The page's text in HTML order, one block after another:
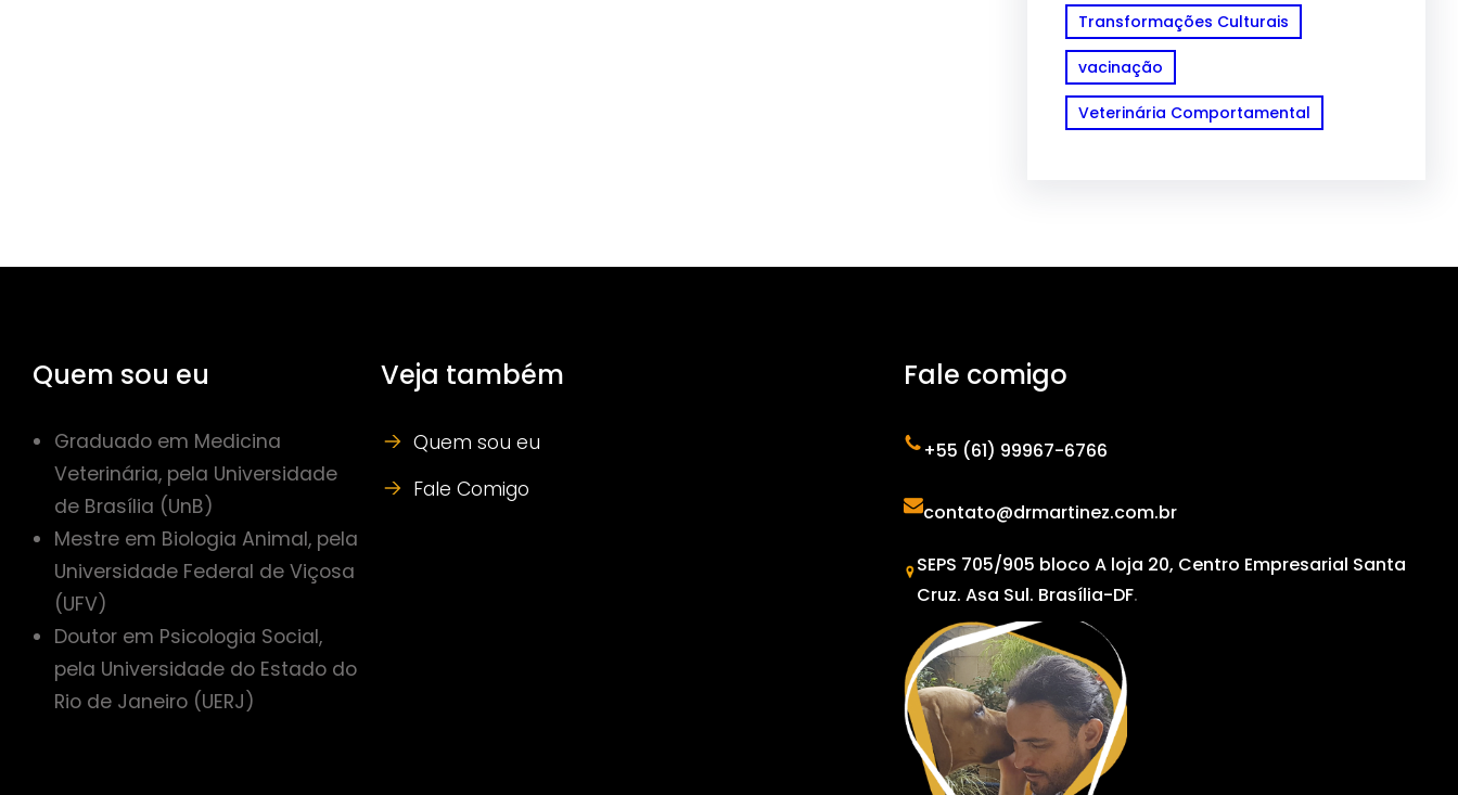
Transformações Culturais
vacinação
Veterinária Comportamental
Quem sou eu
Graduado em Medicina
Veterinária, pela Universidade
de Brasília (UnB)
Mestre em Biologia Animal, pela
Universidade Federal de Viçosa
(UFV)
Doutor em Psicologia Social,
pela Universidade do Estado do
Rio de Janeiro (UERJ)
Veja também
Quem sou eu
Fale Comigo
Fale comigo
+55 (61) 99967-6766
contato@drmartinez.com.br
SEPS 705/905 bloco A loja 20, Centro Empresarial Santa
Cruz. Asa Sul. Brasília-DF.